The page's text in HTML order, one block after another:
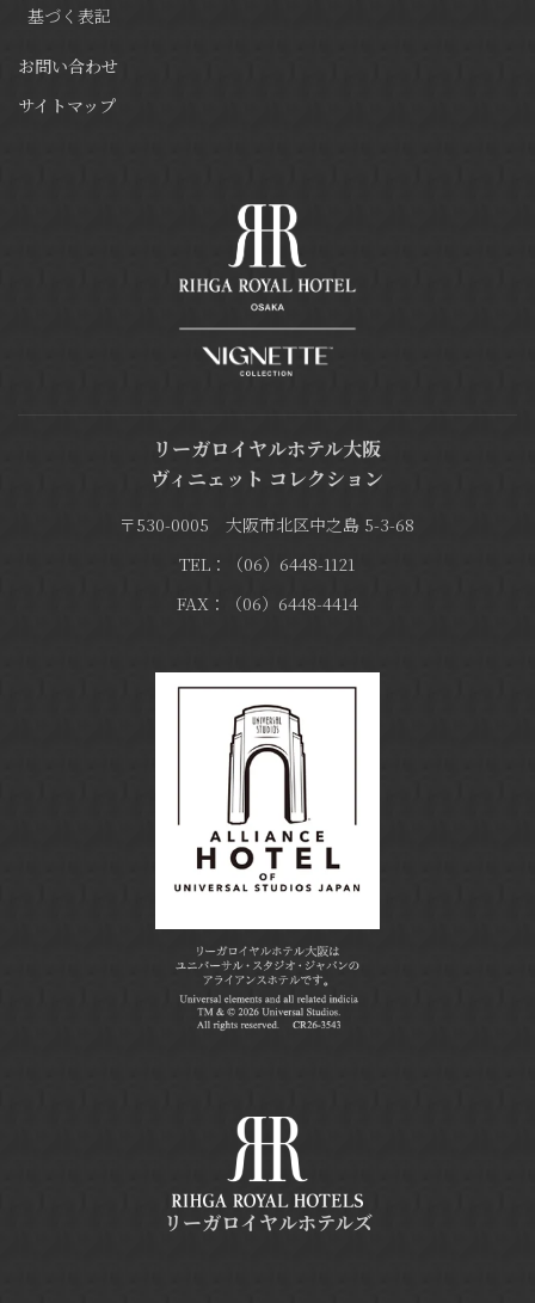
基づく表記
お問い合わせ
サイトマップ
リーガロイヤルホテル大阪
ヴィニェット コレクション
〒530-0005 大阪市北区中之島 5-3-68
TEL：（06）6448-1121
FAX：（06）6448-4414
リーガロイヤルホテルズ